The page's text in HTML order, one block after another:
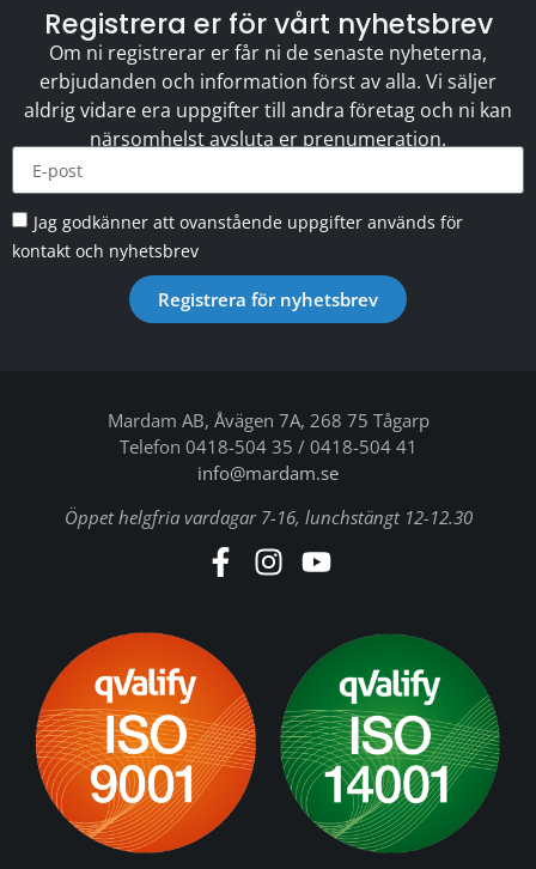
Registrera er för vårt nyhetsbrev
Om ni registrerar er får ni de senaste nyheterna,
erbjudanden och information först av alla. Vi säljer
aldrig vidare era uppgifter till andra företag och ni kan
närsomhelst avsluta er prenumeration.
Jag godkänner att ovanstående uppgifter används för
kontakt och nyhetsbrev
Registrera för nyhetsbrev
Mardam AB, Åvägen 7A, 268 75 Tågarp
Telefon 0418-504 35 / 0418-504 41
info@mardam.se
Öppet helgfria vardagar 7-16, lunchstängt 12-12.30